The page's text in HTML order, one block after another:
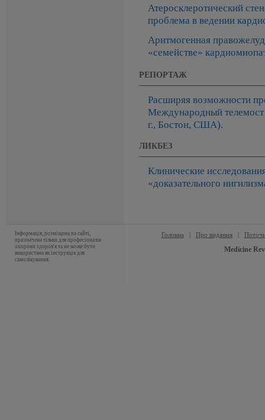
Атеросклеротический
проблема в ведении
Аритмогенная
«семействе»
РЕПОРТАЖ
Расширяя возможности
Международный телемост
г., Бостон, США).
ЛИКБЕЗ
Клинические
«доказательного
Інформація, розміщена на сайті,
призначена тільки для професіоналів
охорони здоров'я та не може бути
використана як інструкція для
самолікування.
Головна | Про видання |
Medicine